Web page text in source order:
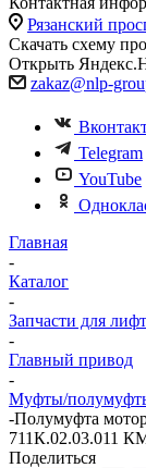
Рязанский
Скачать схему
Открыть
zakaz@nlp-
Telegram
YouTube
Главная
-
Каталог
-
Запчасти для
-
Главный привод
-
Муфты/
-Полумуфта
711К.02.03.011
Поделиться